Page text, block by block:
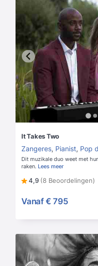
It Takes Two
Zangeres, Pianist, Pop
Dit muzikale duo weet met
raken. Lees meer
4,9 (8 Beoordelingen)
Vanaf € 795